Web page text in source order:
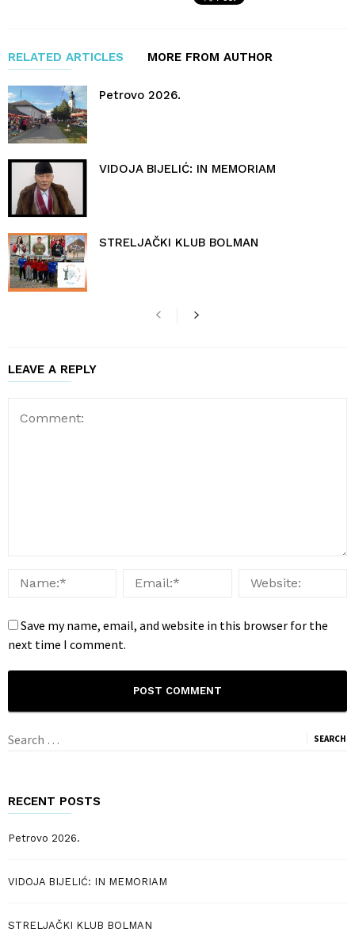
RELATED ARTICLES MORE FROM AUTHOR
Petrovo 2026.
VIDOJA BIJELIĆ: IN MEMORIAM
STRELJAČKI KLUB BOLMAN
LEAVE A REPLY
Save my name, email, and website in this browser for the
next time I comment.
Search
RECENT POSTS
Petrovo 2026.
VIDOJA BIJELIĆ: IN MEMORIAM
STRELJAČKI KLUB BOLMAN